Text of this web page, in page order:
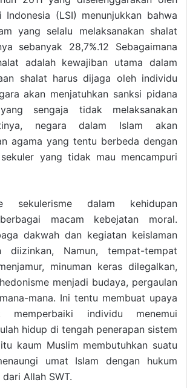
Indonesia (LSI) menunjukkan bahwa
yang selalu melaksanakan shalat
sebanyak 28,7%.12 Sebagaimana
adalah kewajiban utama dalam
shalat harus dijaga oleh individu
akan menjatuhkan sanksi pidana
sengaja tidak melaksanakan
negara dalam Islam akan
agama yang tentu berbeda dengan
yang tidak mau mencampuri
sekulerisme dalam kehidupan
macam kebejatan moral.
dakwah dan kegiatan keislaman
diizinkan, Namun, tempat-tempat
minuman keras dilegalkan,
menjadi budaya, pergaulan
mana. Ini tentu membuat upaya
memperbaiki individu menemui
hidup di tengah penerapan sistem
kaum Muslim membutuhkan suatu
umat Islam dengan hukum
Allah SWT.